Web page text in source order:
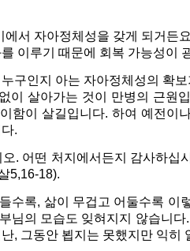
서 자아정체성을 갖게 되거든
이루기 때문에 회복 가능성이
구인지 아는 자아정체성의 확
이 살아가는 것이 만병의 근원
함이 살길입니다. 하여 예전이
.
. 어떤 처지에서든지 감사하십
5,16-18).
수록, 삶이 무겁고 어둘수록 이
님의 모습도 잊혀지지 않습니
, 그동안 뵙지는 못했지만 익히